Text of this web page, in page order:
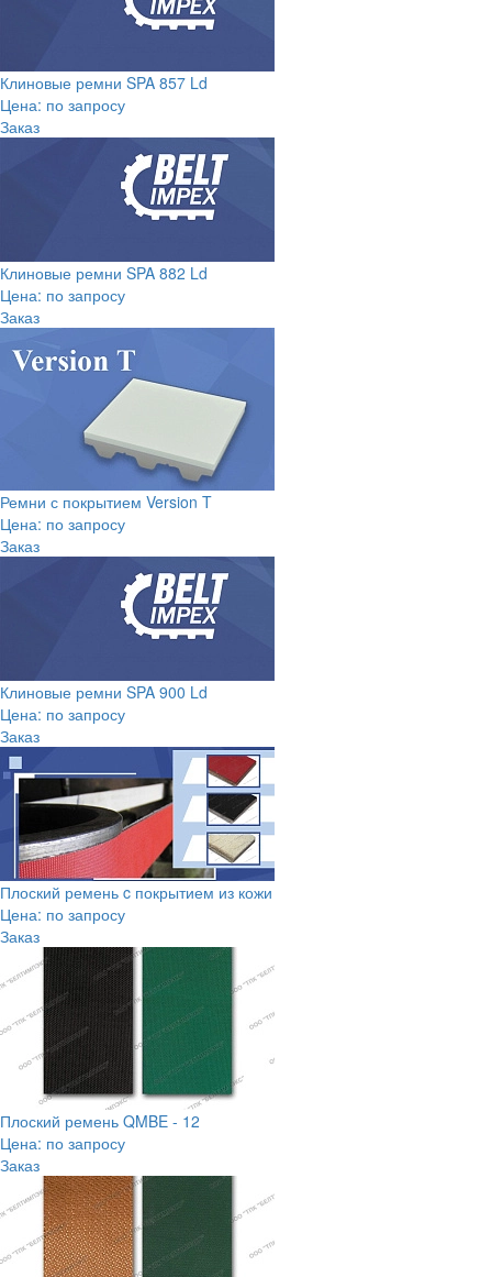
Клиновые ремни SPA 857 Ld
Цена: по запросу
Заказ
Клиновые ремни SPA 882 Ld
Цена: по запросу
Заказ
Ремни с покрытием Version T
Цена: по запросу
Заказ
Клиновые ремни SPA 900 Ld
Цена: по запросу
Заказ
Плоский ремень c покрытием из кожи
Цена: по запросу
Заказ
Плоский ремень QMBE - 12
Цена: по запросу
Заказ